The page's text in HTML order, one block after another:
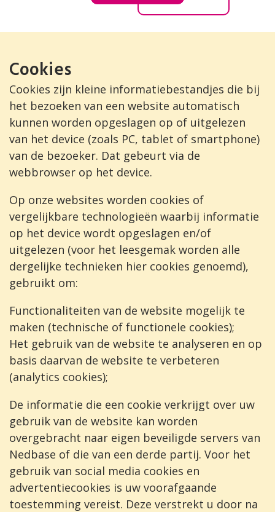
Cookies
Cookies zijn kleine informatiebestandjes die bij
het bezoeken van een website automatisch
kunnen worden opgeslagen op of uitgelezen
van het device (zoals PC, tablet of smartphone)
van de bezoeker. Dat gebeurt via de
webbrowser op het device.
Op onze websites worden cookies of
vergelijkbare technologieën waarbij informatie
op het device wordt opgeslagen en/of
uitgelezen (voor het leesgemak worden alle
dergelijke technieken hier cookies genoemd),
gebruikt om:
Functionaliteiten van de website mogelijk te
maken (technische of functionele cookies);
Het gebruik van de website te analyseren en op
basis daarvan de website te verbeteren
(analytics cookies);
De informatie die een cookie verkrijgt over uw
gebruik van de website kan worden
overgebracht naar eigen beveiligde servers van
Nedbase of die van een derde partij. Voor het
gebruik van social media cookies en
advertentiecookies is uw voorafgaande
toestemming vereist. Deze verstrekt u door na